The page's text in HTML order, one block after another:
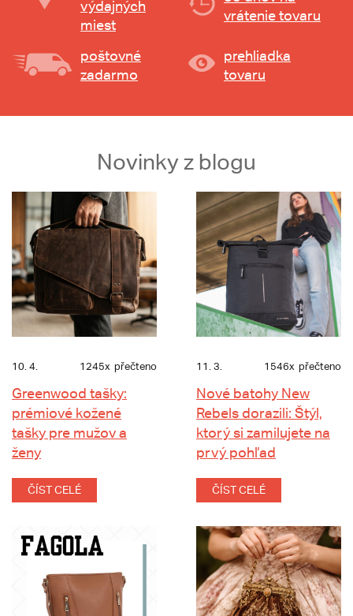
výdajných
miest
vrátenie tovaru
poštovné
zadarmo
prehliadka
tovaru
Novinky z blogu
10. 4. 1245x přečteno
Greenwood tašky:
prémiové kožené
tašky pre mužov a
ženy
ČÍST CELÉ
11. 3. 1546x přečteno
Nové batohy New
Rebels dorazili: Štýl,
ktorý si zamilujete na
prvý pohľad
ČÍST CELÉ